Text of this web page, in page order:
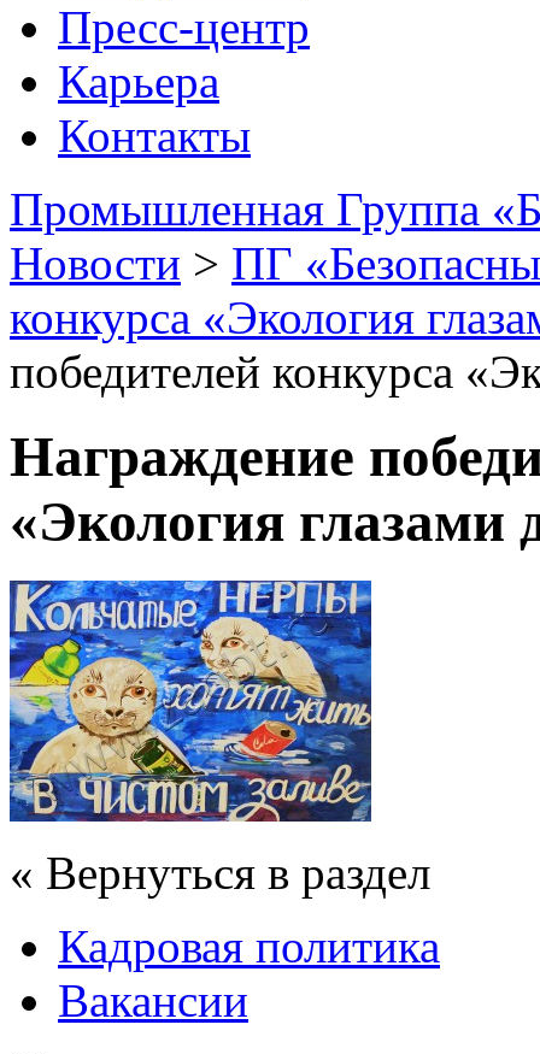
Пресс-центр
Карьера
Контакты
Промышленная Группа
Новости > ПГ
конкурса «Экология
победителей конкурса
Награждение
«Экология глазами
« Вернуться в раздел
Кадровая политика
Вакансии